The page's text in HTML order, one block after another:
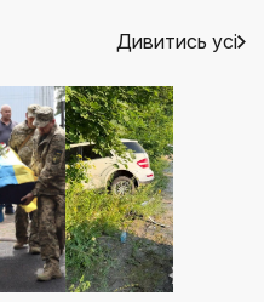
Дивитись усі